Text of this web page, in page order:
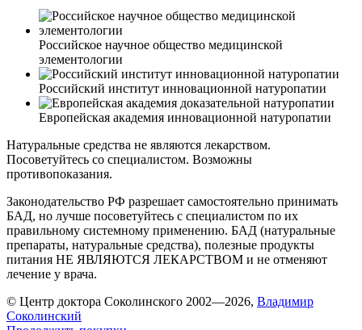
Российское научное общество медицинской
элементологии
Российский институт инновационной натуропатии
Европейская академия инновационной натуропатии
Натуральные средства не являются лекарством.
Посоветуйтесь со специалистом. Возможны
противопоказания.
Законодательство РФ разрешает самостоятельно принимать
БАД, но лучше посоветуйтесь с специалистом по их
правильному системному применению. БАД (натуральные
препараты, натуральные средства), полезные продукты
питания НЕ ЯВЛЯЮТСЯ ЛЕКАРСТВОМ и не отменяют
лечение у врача.
© Центр доктора Соколинского 2002—2026, Владимир
Соколинский